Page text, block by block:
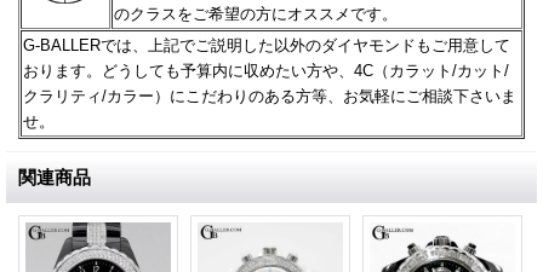
のクラスをご希望の方にオススメです。
G-BALLERでは、上記でご説明した以外のダイヤモンドもご用意して
おります。どうしても予算内に収めたい方や、 4C（カラット/カット/
クラリティ/カラー）にこだわりのある方等、お気軽にご相談下さいま
せ。
関連商品